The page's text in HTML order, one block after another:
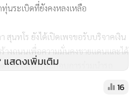
ทุ่นระเบิดที่ยังคงหลงเหลือ
นทโร ยังได้เปิดเพจขอรับบริจาคเงิน
างถนนเพื่อความมั่นคงชายแดนและได้
าด และผู้ประกอบการร่วมนำรถ
นินการปรับสภาพพื้นที่อย่างต่อเนื่อง
แสดงเพิ่มเติม
16